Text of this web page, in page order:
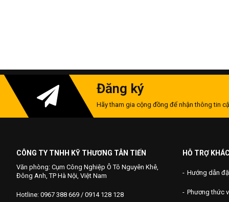
Đăng ký
Hãy tham gia cộng đồng để nhận thông tin
CÔNG TY TNHH KỸ THƯƠNG TÂN TIẾN
Văn phòng: Cụm Công Nghiệp Ô Tô Nguyên Khê,
Đông Anh, TP Hà Nội, Việt Nam
Hotline: 0967 388 669 / 0914 128 128
HỖ TRỢ
Hướng dẫn
Phương thức